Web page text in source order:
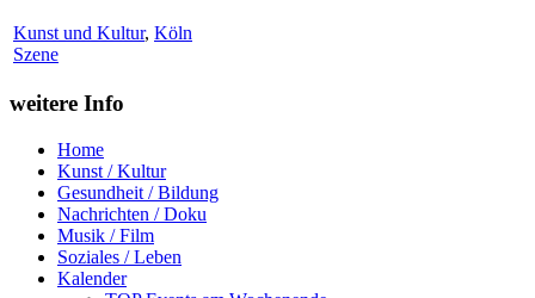
Kunst und Kultur, Köln
Szene
weitere Info
Home
Kunst / Kultur
Gesundheit / Bildung
Nachrichten / Doku
Musik / Film
Soziales / Leben
Kalender